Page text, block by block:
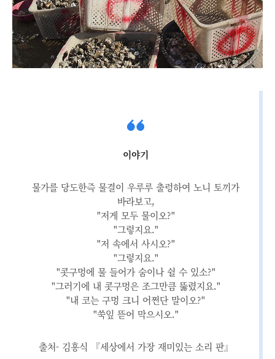
이야기
물가를 당도한즉 물결이 우루루 출렁하여 노니 토끼가
바라보고,
"저게 모두 물이오?"
"그렇지요."
"저 속에서 사시오?"
"그렇지요."
"콧구멍에 물 들어가 숨이나 쉴 수 있소?"
"그러기에 내 콧구멍은 조그만큼 뚫렸지요."
"내 코는 구멍 크니 어쩐단 말이오?"
"쑥잎 뜯어 막으시오."
출처- 김흥식 『세상에서 가장 재미있는 소리 판』